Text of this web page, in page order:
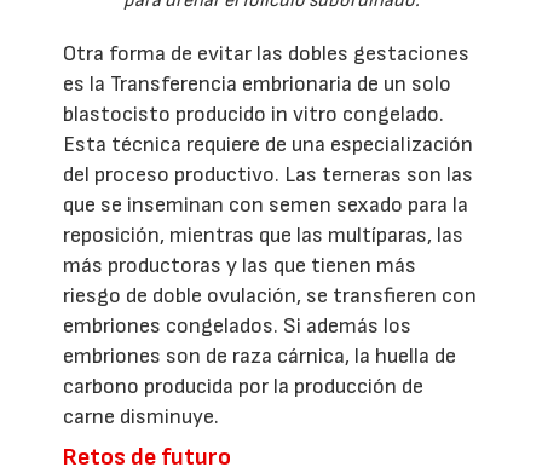
Otra forma de evitar las dobles gestaciones
es la Transferencia embrionaria de un solo
blastocisto producido in vitro congelado.
Esta técnica requiere de una especialización
del proceso productivo. Las terneras son las
que se inseminan con semen sexado para la
reposición, mientras que las multíparas, las
más productoras y las que tienen más
riesgo de doble ovulación, se transfieren con
embriones congelados. Si además los
embriones son de raza cárnica, la huella de
carbono producida por la producción de
carne disminuye.
Retos de futuro